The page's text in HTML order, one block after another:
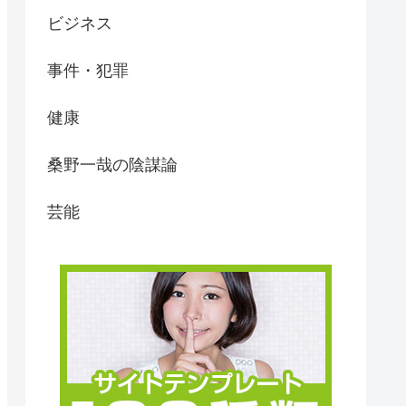
ビジネス
事件・犯罪
健康
桑野一哉の陰謀論
芸能